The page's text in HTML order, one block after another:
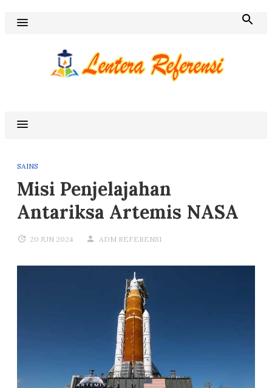
Skip
SAINS
Misi Penjelajahan
Antariksa Artemis NASA
20 JUN 2024 ADM REFERENSI